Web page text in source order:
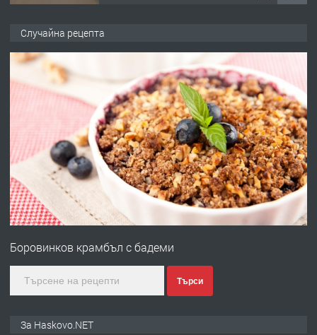
АПАРТАМЕНТ В ЦЕНТЪРА НА ГР.
ХАСКОВО
преди 4 дни
Давам гараж под наем
преди 4 дни
ПРЕДЛАГА
№4120 Магазин/Офис под наем в кв.
градската градина!
Случайна рецепта
Боровинков крамбъл с бадеми
Търси
За Haskovo.NET